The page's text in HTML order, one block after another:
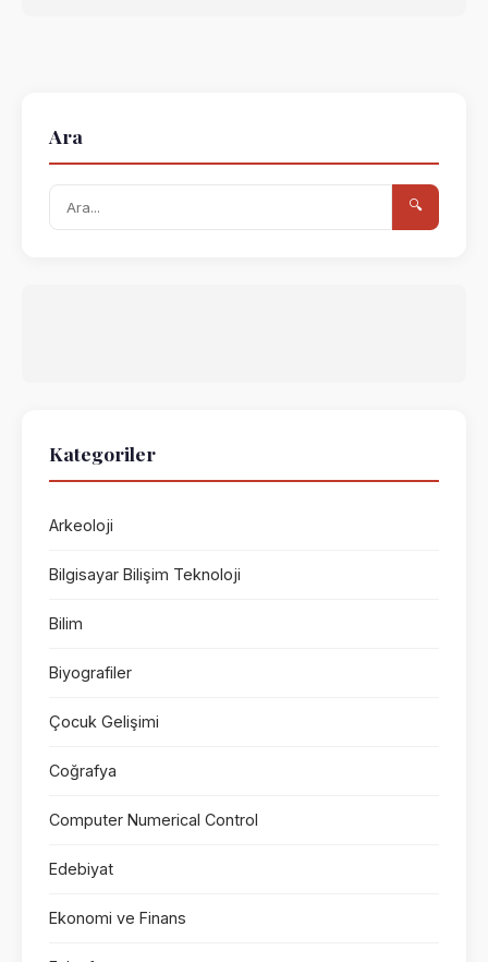
Ara
🔍
Kategoriler
Arkeoloji
Bilgisayar Bilişim Teknoloji
Bilim
Biyografiler
Çocuk Gelişimi
Coğrafya
Computer Numerical Control
Edebiyat
Ekonomi ve Finans